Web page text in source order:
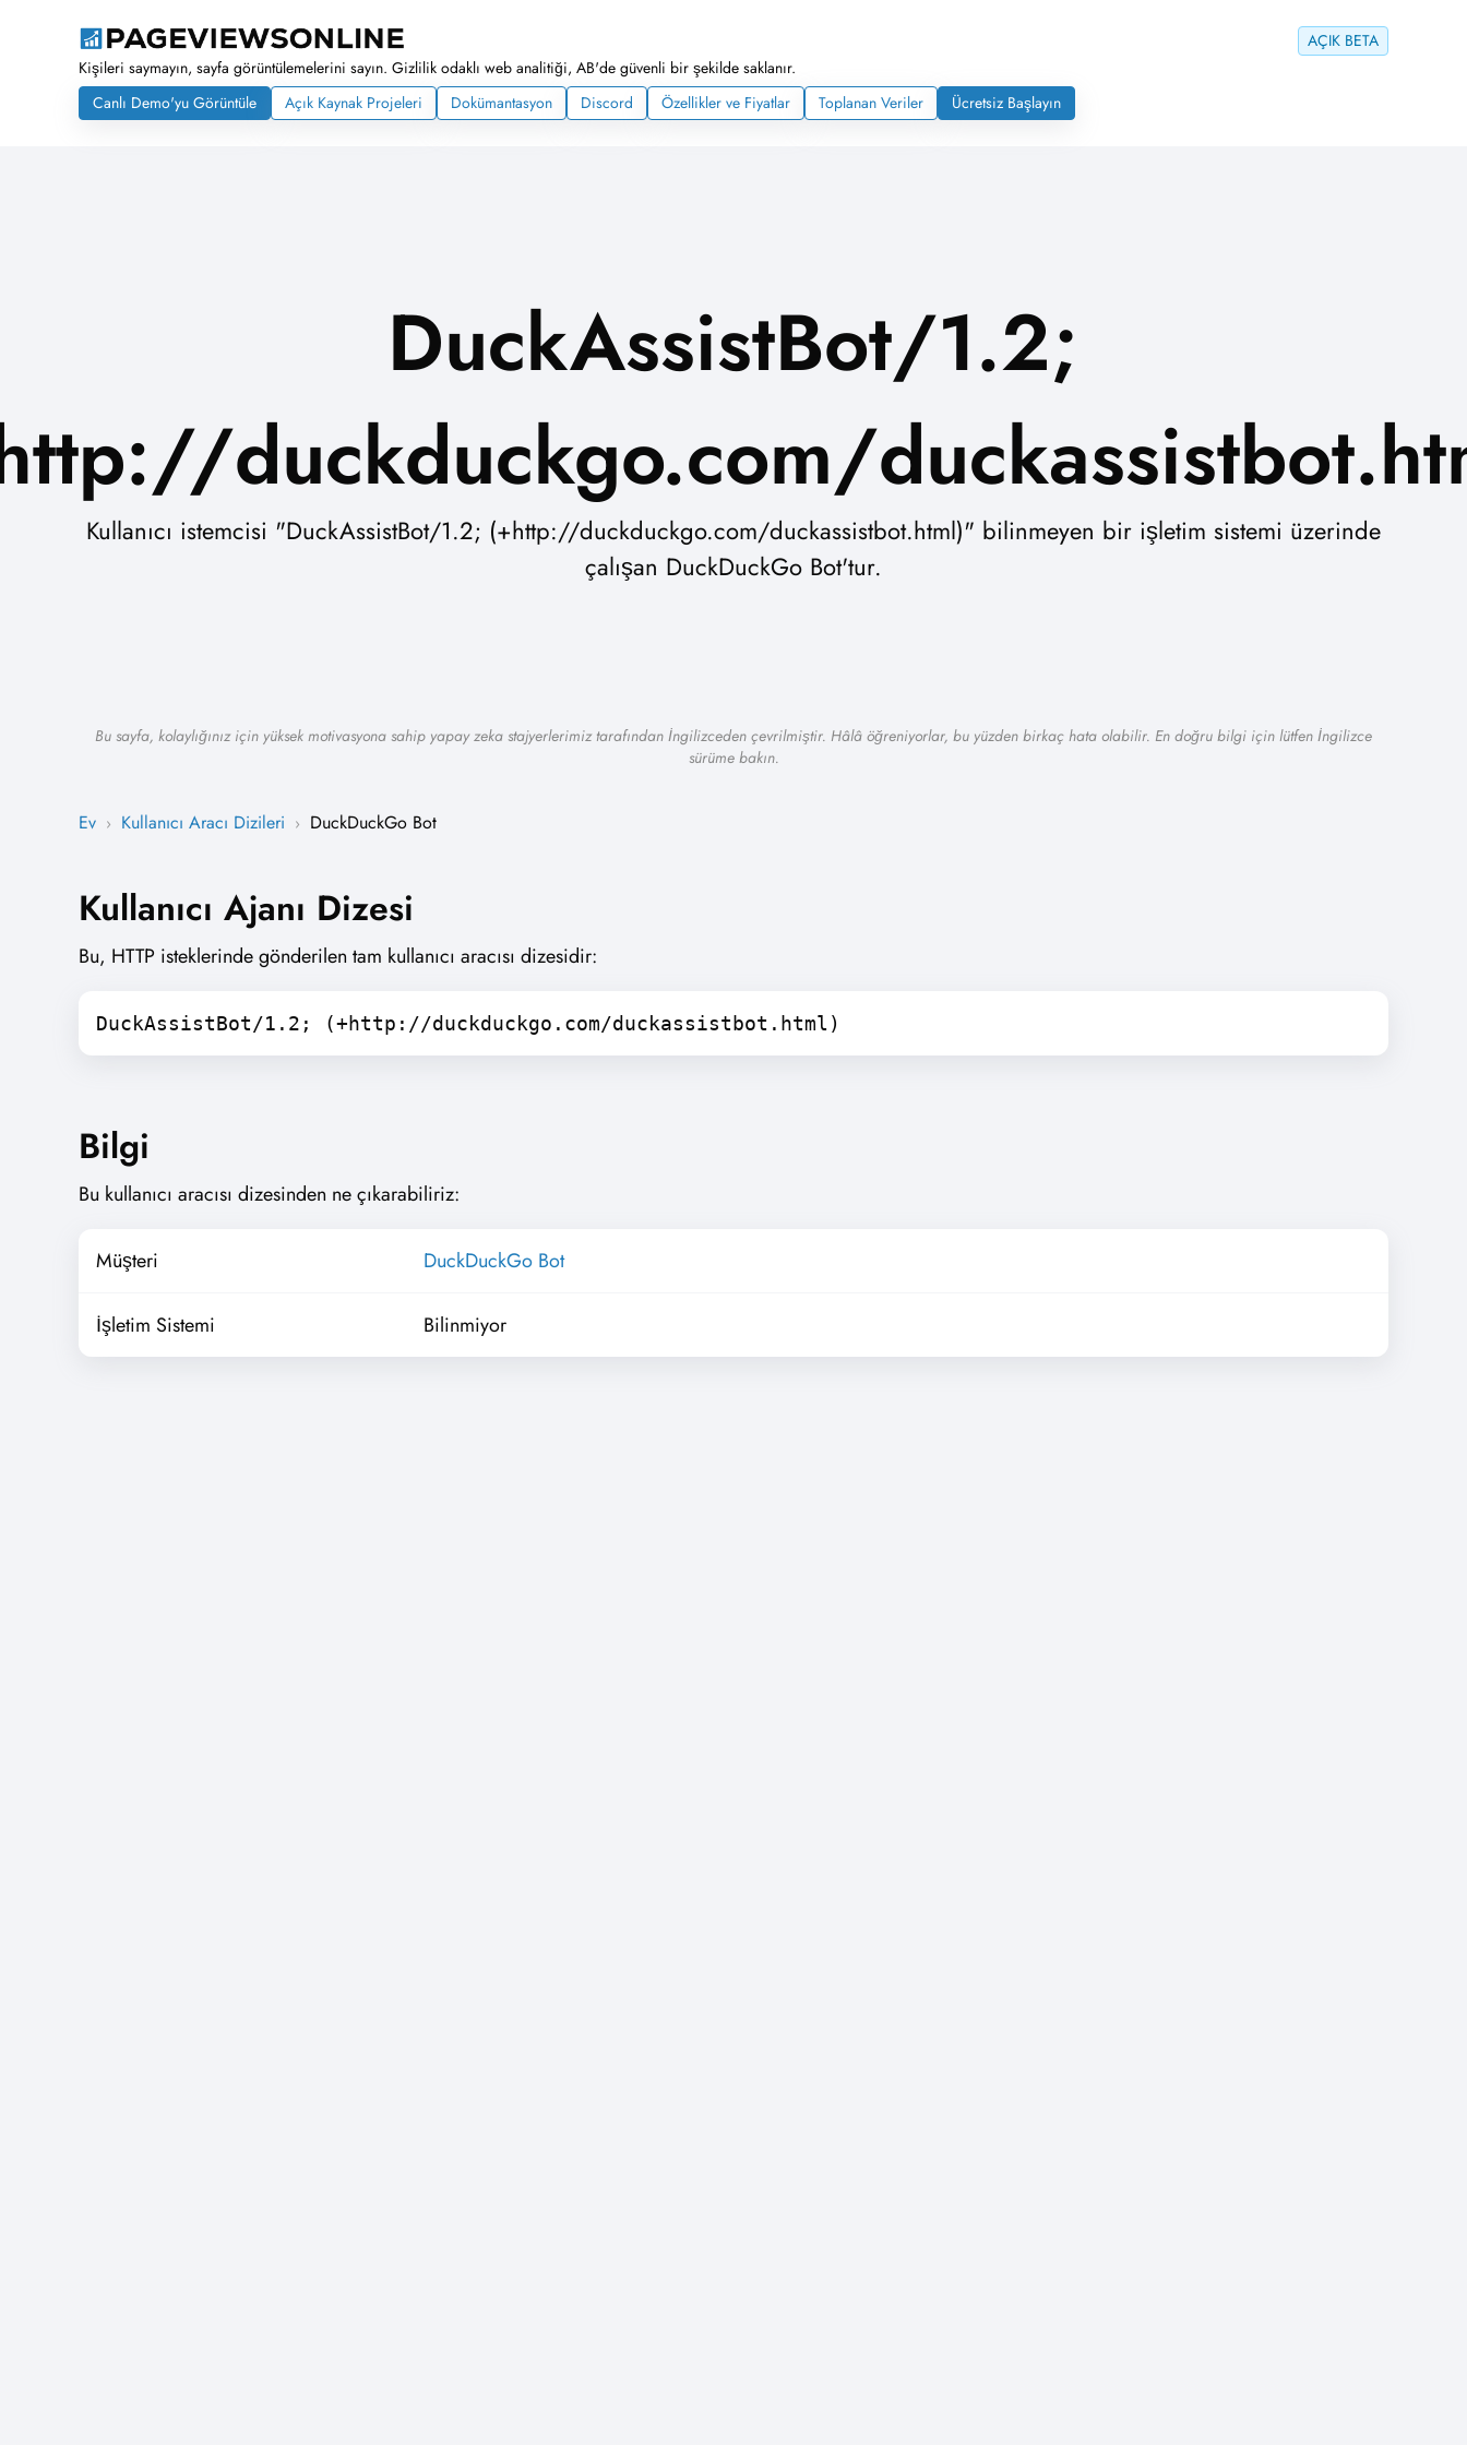
AÇIK BETA
Kişileri saymayın, sayfa görüntülemelerini sayın. Gizlilik odaklı web analitiği, AB'de güvenli bir şekilde saklanır.
Canlı Demo'yu Görüntüle
Açık Kaynak Projeleri Dokümantasyon Discord Özellikler ve Fiyatlar Toplanan Veriler Ücretsiz Başlayın
DuckAssistBot/1.2;
duckduckgo.com/
Kullanıcı istemcisi "DuckAssistBot/1.2; (+http://duckduckgo.com/duckassistbot.html)" bilinmeyen bir işletim sistemi üzerinde
çalışan DuckDuckGo Bot'tur.
Bu sayfa, kolaylığınız için yüksek motivasyona sahip yapay zeka stajyerlerimiz tarafından İngilizceden çevrilmiştir. Hâlâ öğreniyorlar, bu yüzden birkaç hata olabilir. En doğru bilgi için lütfen İngilizce
sürüme bakın.
Ev › Kullanıcı Aracı Dizileri › DuckDuckGo Bot
Kullanıcı Ajanı Dizesi
Bu, HTTP isteklerinde gönderilen tam kullanıcı aracısı dizesidir:
DuckAssistBot/1.2; (+http://duckduckgo.com/duckassistbot.html)
Bilgi
Bu kullanıcı aracısı dizesinden ne çıkarabiliriz:
Müşteri DuckDuckGo Bot
İşletim Sistemi Bilinmiyor